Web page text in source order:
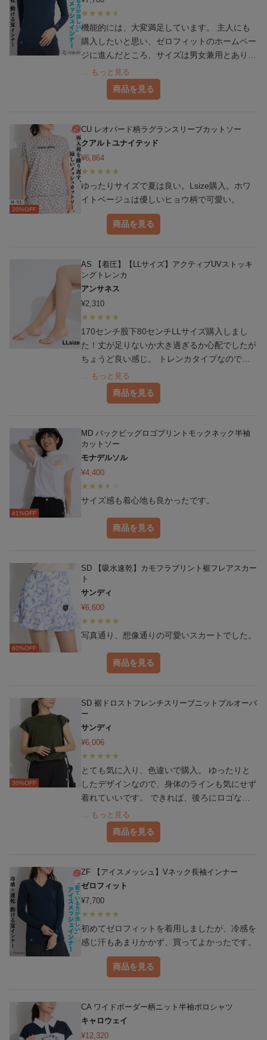
機能的には、大変満足しています。 主人にも
購入したいと思い、ゼロフィットのホームペー
ジに進んだところ、サイズは男女兼用とありま
した。その辺りをはっきりと記載して欲しかっ
たです。ワンサイズ小さくても良かったです。
… もっと見る
商品を見る
20%OFF
CU レオパード柄ラグランスリーブカットソー
クアルトユナイテッド
¥6,864
ゆったりサイズで夏は良い。Lsize購入。ホワ
イトベージュは優しいヒョウ柄で可愛い。
商品を見る
AS 【着圧】【LLサイズ】アクティブUVストッキ
ングトレンカ
アンサネス
¥2,310
170センチ股下80センチLLサイズ購入しまし
た！丈が足りないか大き過ぎるか心配でしたが
ちょうど良い感じ。 トレンカタイプなのでズ
レる心配はなく 大丈夫でした ラウンドが終わ
ったら一箇所伝線してましたが、広がったりも
無くて次も履けそうです！伝線に強い感じがし
… もっと見る
商品を見る
41%OFF
MD バックビッグロゴプリントモックネック半袖
カットソー
モナデルソル
¥4,400
サイズ感も着心地も良かったです。
商品を見る
60%OFF
SD 【吸水速乾】カモフラプリント裾フレアスカー
ト
サンディ
¥6,600
写真通り、想像通りの可愛いスカートでした。
商品を見る
30%OFF
SD 裾ドロストフレンチスリーブニットプルオーバ
ー
サンディ
¥6,006
とても気に入り、色違いで購入。 ゆったりと
したデザインなので、身体のラインも気にせず
着れていいです。 できれば、後ろにロゴなど
の模様があれば、完璧ですが。
… もっと見る
商品を見る
ZF 【アイスメッシュ】Vネック長袖インナー
ゼロフィット
¥7,700
初めてゼロフィットを着用しましたが、冷感を
感じ汗もあまりかかず、買ってよかったです。
商品を見る
CA ワイドボーダー柄ニット半袖ポロシャツ
キャロウェイ
¥12,320